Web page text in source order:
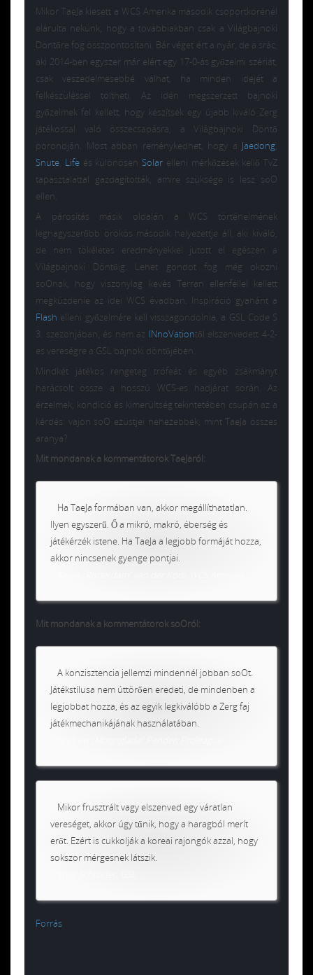
Mikor TaeJa kiesett a WCS Amerika második csoportkörénél
elárulta nekünk, hogy a továbbiakban csak a Világbajnoki
Döntőre fog összpontosítani. Bár véget ért a nyár, de a srác,
aki 2014-ben egyszer már elért egy 17-0-ás győzelmi szériát,
csak veszedelmesebbé válhat, ha minden idejét a
felkészüléssel töltheti. Az idén megszerzett bajnoki
győzelmek fel kellett, hogy készítsék egy újabb kiváló Zerg
játékossal való összecsapásra, a Világbajnoki Döntő
porondján. Most abban reménykedhet, hogy a Jaedong,
Snute, Lifeés különösen Solar elleni mérkőzések kellő TvZ
tapasztalattal gazdagították, amire szüksége is lesz soO
ellen.
A párosítás másik oldalán a WCS történelmének
legnagyszerűbb örökös második helyezettje áll, aki kiváló,
de nem tökéletes eredményekkel jutott el egészen a
Világbajnoki Döntőig. Lehet gondot fog még okozni
soOnak, hogy viszonylag kevés Terran ellenféllel kellett
megküzdenie az idei WCS évadban. Inspiráció gyanánt a
Flash elleni győzelmére kell visszagondolnia, a GSL Code S
3. szezonjában, és nem az INnoVationtől elszenvedett 4-2-
es vereségre a GSL bajnoki döntőjében.
Mindkét játékos rengeteg trófeát és egyéb zsákmányt
harácsolt össze a hosszú WCS-es hadjárat során. Az
érzelmek, kondíció és kimerültség tekintetében csupán az a
kérdés: vajon soO ezüstjei nehezebbek, mint TaeJa összes
aranya?
Mit mondanak a kommentátorok TaeJaról:
Ha TaeJa formában van, akkor megállíthatatlan.
Ilyen egyszerű. Ő a mikró, makró, éberség és
játékérzék istene. Ha TaeJa a legjobb formáját hozza,
akkor nincsenek gyenge pontjai.
Mit mondanak a kommentátorok soOról:
A konzisztencia jellemzi mindennél jobban soOt.
Játékstílusa nem úttörően eredeti, de mindenben a
legjobbat hozza, és az egyik legkiválóbb a Zerg faj
játékmechanikájának használatában.
Mikor frusztrált vagy elszenved egy váratlan
vereséget, akkor úgy tűnik, hogy a haragból merít
erőt. Ezért is cukkolják a koreai rajongók azzal, hogy
sokszor mérgesnek látszik.
Forrás